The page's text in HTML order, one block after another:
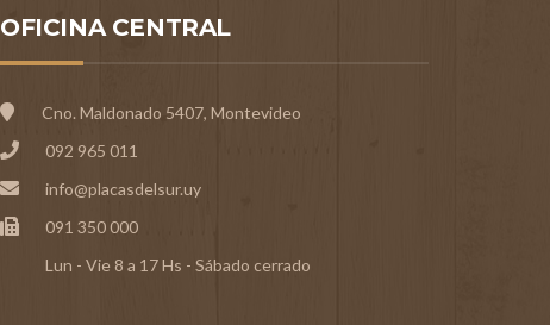
OFICINA CENTRAL
Cno. Maldonado 5407, Montevideo
092 965 011
info@placasdelsur.uy
091 350 000
Lun - Vie 8 a 17 Hs - Sábado cerrado